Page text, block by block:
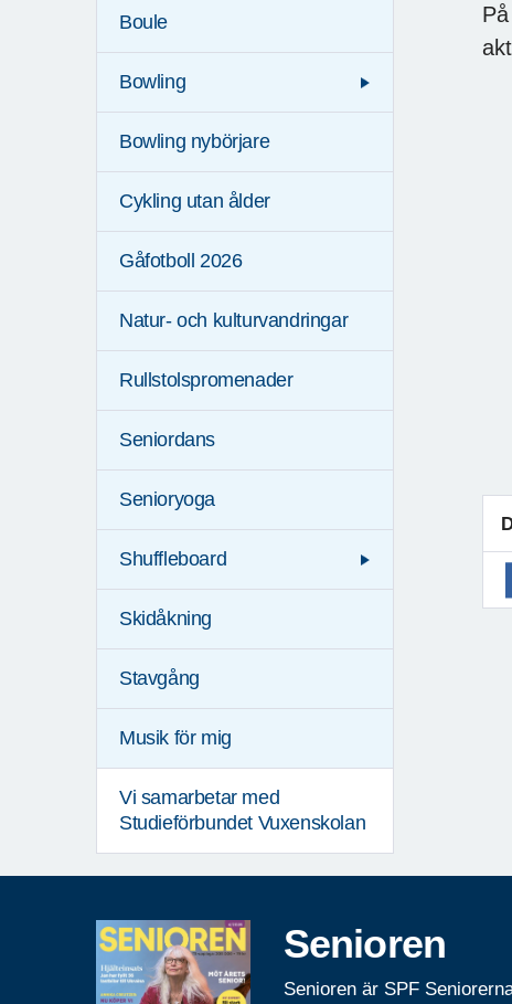
Boule
Bowling
Bowling nybörjare
Cykling utan ålder
Gåfotboll 2026
Natur- och kulturvandringar
Rullstolspromenader
Seniordans
Senioryoga
Shuffleboard
Skidåkning
Stavgång
Musik för mig
Vi samarbetar med
Studieförbundet Vuxenskolan
Senioren
Senioren är SPF